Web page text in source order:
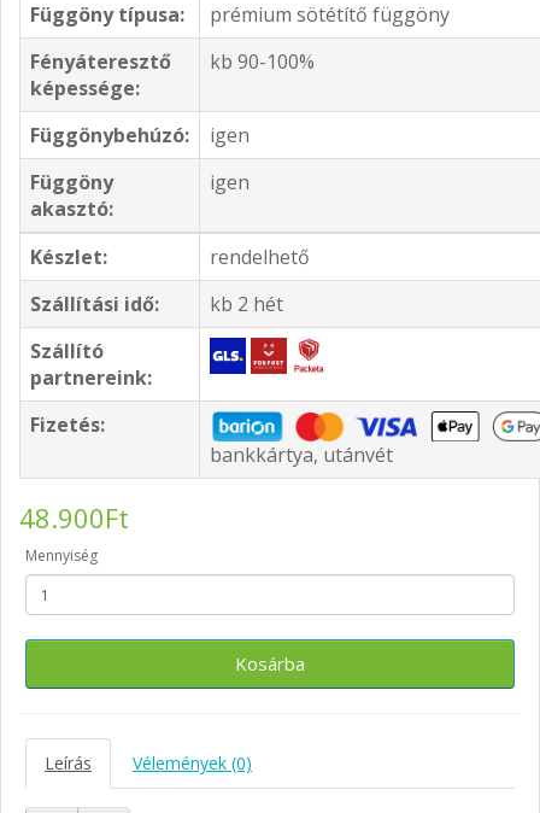
Függöny típusa:
prémium sötétítő függöny
Fényáteresztő
képessége:
kb 90-100%
Függönybehúzó:
igen
Függöny
akasztó:
igen
Készlet:
rendelhető
Szállítási idő:
kb 2 hét
Szállító
partnereink:
Fizetés:
bankkártya, utánvét
48.900Ft
Mennyiség
Kosárba
Leírás Vélemények (0)